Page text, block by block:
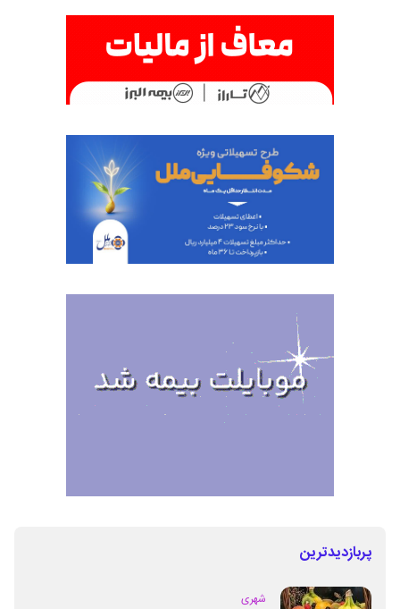
پربازدیدترین
شهری